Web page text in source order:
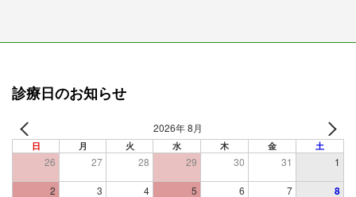
診療日のお知らせ
2026年 8月
日 月 火 水 木 金 土
26 27 28 29 30 31 1
2 3 4 5 6 7 8